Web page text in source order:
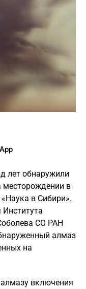
лет обнаружили
месторождении в
в Сибири».
СО РАН
алмаз
на
алмазу включения